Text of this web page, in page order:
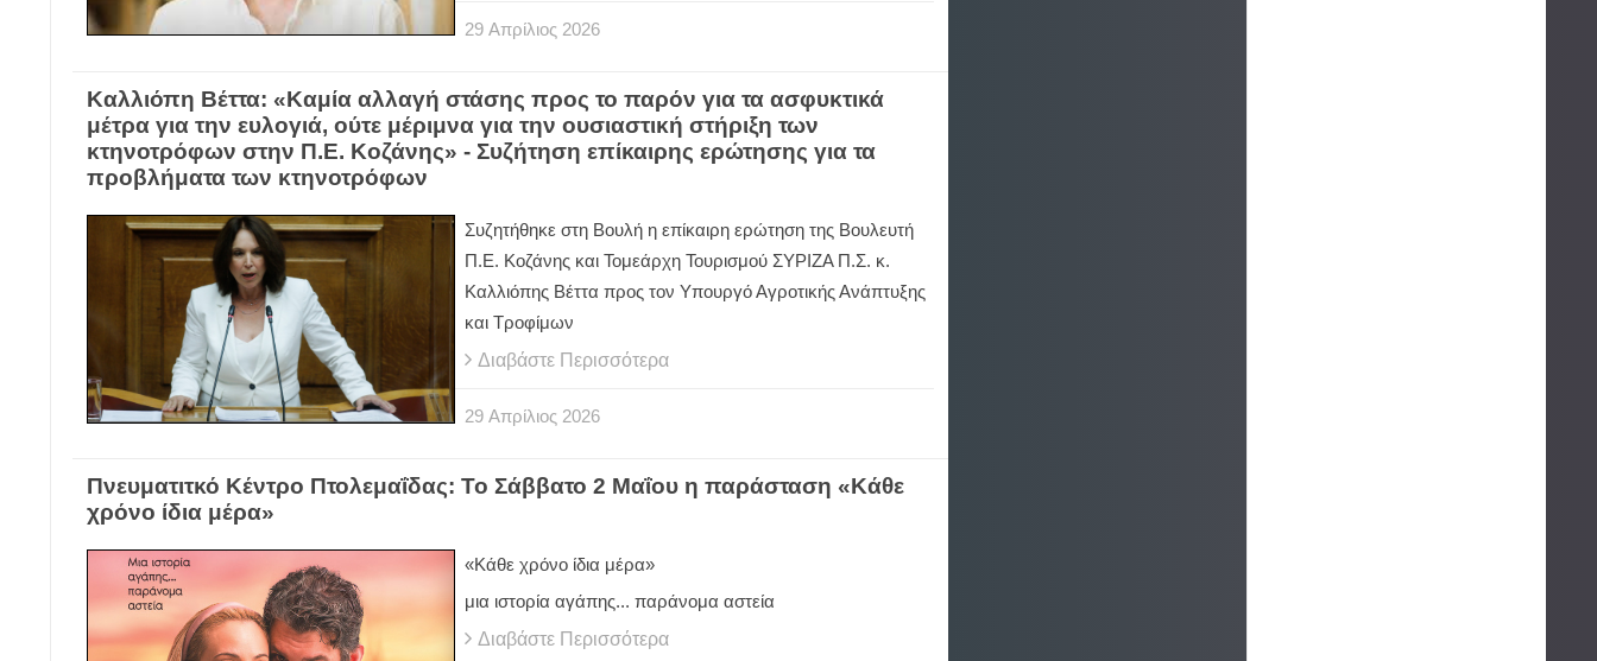
29 Απρίλιος 2026
Καλλιόπη Βέττα: «Καμία αλλαγή στάσης προς το παρόν για τα ασφυκτικά
μέτρα για την ευλογιά, ούτε μέριμνα για την ουσιαστική στήριξη των
κτηνοτρόφων στην Π.Ε. Κοζάνης» - Συζήτηση επίκαιρης ερώτησης για τα
προβλήματα των κτηνοτρόφων
Συζητήθηκε στη Βουλή η επίκαιρη ερώτηση της Βουλευτή
Π.Ε. Κοζάνης και Τομεάρχη Τουρισμού ΣΥΡΙΖΑ Π.Σ. κ.
Καλλιόπης Βέττα προς τον Υπουργό Αγροτικής Ανάπτυξης
και Τροφίμων
Διαβάστε Περισσότερα
29 Απρίλιος 2026
Πνευματιτκό Κέντρο Πτολεμαΐδας: Το Σάββατο 2 Μαΐου η παράσταση «Κάθε
χρόνο ίδια μέρα»
«Κάθε χρόνο ίδια μέρα»
μια ιστορία αγάπης... παράνομα αστεία
Διαβάστε Περισσότερα